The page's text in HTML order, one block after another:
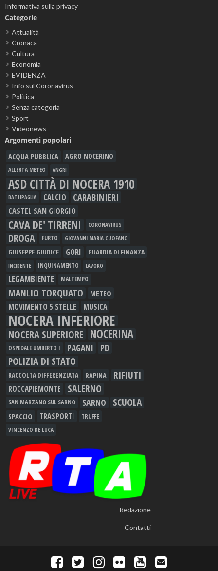
Informativa sulla privacy
Categorie
Attualità
Cronaca
Cultura
Economia
EVIDENZA
Info sul Coronavirus
Politica
Senza categoria
Sport
Videonews
Argomenti popolari
ACQUA PUBBLICA AGRO NOCERINO
ALLERTA METEO ANGRI
ASD CITTÀ DI NOCERA 1910
BATTIPAGLIA CALCIO CARABINIERI
CASTEL SAN GIORGIO
CAVA DE' TIRRENI CORONAVIRUS
DROGA FURTO GIOVANNI MARIA CUOFANO
GIUSEPPE GIUDICE GORI GUARDIA DI FINANZA
INCIDENTE INQUINAMENTO LAVORO
LEGAMBIENTE MALTEMPO
MANLIO TORQUATO METEO
MOVIMENTO 5 STELLE MUSICA
NOCERA INFERIORE
NOCERA SUPERIORE NOCERINA
OSPEDALE UMBERTO I PAGANI PD
POLIZIA DI STATO
RACCOLTA DIFFERENZIATA RAPINA RIFIUTI
ROCCAPIEMONTE SALERNO
SAN MARZANO SUL SARNO SARNO SCUOLA
SPACCIO TRASPORTI TRUFFE
VINCENZO DE LUCA
Redazione
Contatti